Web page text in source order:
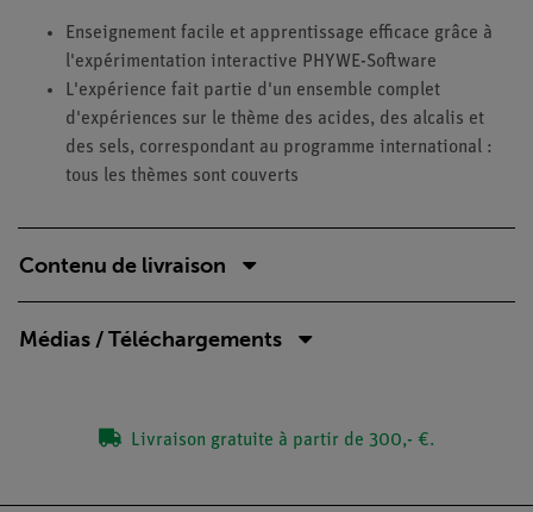
Enseignement facile et apprentissage efficace grâce à
l'expérimentation interactive PHYWE-Software
L'expérience fait partie d'un ensemble complet
d'expériences sur le thème des acides, des alcalis et
des sels, correspondant au programme international :
tous les thèmes sont couverts
Contenu de livraison
Médias / Téléchargements
Livraison gratuite à partir de 300,- €.